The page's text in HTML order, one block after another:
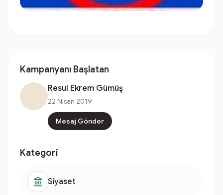
Kampanyanı Başlatan
Resul Ekrem Gümüş
22 Nisan 2019
Mesaj Gönder
Kategori
Siyaset